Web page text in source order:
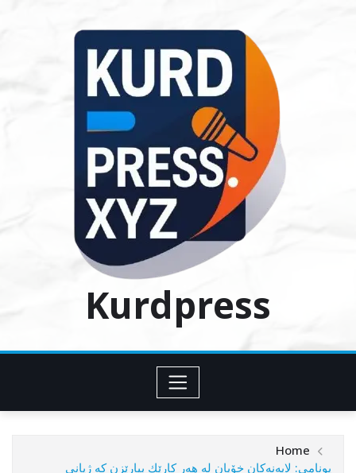
Kurdpress
Home
یونامی‌: لایه‌نه‌كان خۆیان له‌ هه‌ر كارێك بپارێزن كه‌ ژیانی‌